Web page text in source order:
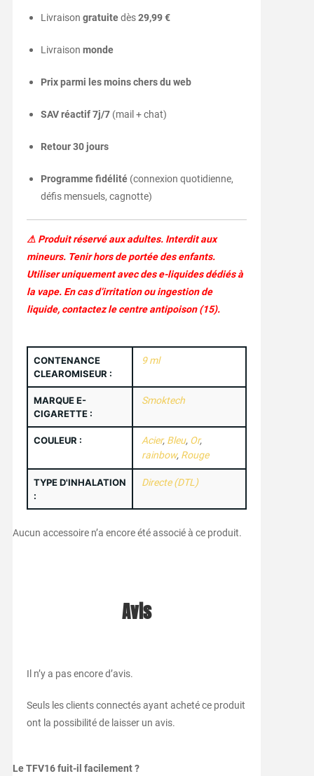
Livraison gratuitedès29,99 €
Livraison monde
Prix parmi les moins chers du web
SAV réactif 7j/7(mail + chat)
Retour 30 jours
Programme fidélité(connexion quotidienne,
défis mensuels, cagnotte)
⚠ Produit réservé aux adultes. Interdit aux
mineurs. Tenir hors de portée des enfants.
Utiliser uniquement avec des e-liquides dédiés à
la vape. En cas d’irritation ou ingestion de
liquide, contactez le centre antipoison (15).
CONTENANCE
CLEAROMISEUR :
9 ml
MARQUE E-
CIGARETTE :
Smoktech
COULEUR : Acier, Bleu, Or,
rainbow, Rouge
TYPE D'INHALATION
:
Directe (DTL)
Aucun accessoire n’a encore été associé à ce produit.
Avis
Il n’y a pas encore d’avis.
Seuls les clients connectés ayant acheté ce produit
ont la possibilité de laisser un avis.
Le TFV16 fuit-il facilement ?